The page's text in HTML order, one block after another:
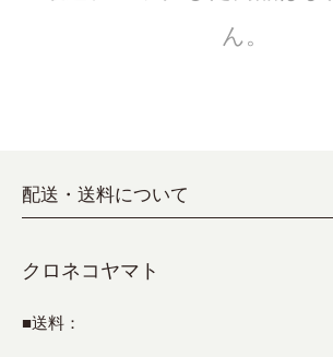
ん。
配送・送料について
クロネコヤマト
■送料：